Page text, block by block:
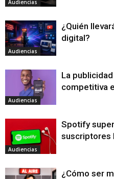
Audiencias
Audiencias
¿Quién
digital?
Audiencias
La
competitiva
Audiencias
Spotify
suscriptores
¿Cómo ser